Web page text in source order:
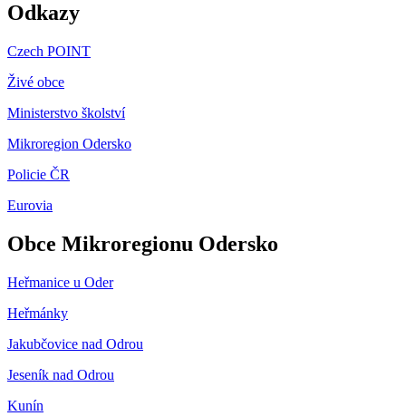
Odkazy
Czech POINT
Živé obce
Ministerstvo školství
Mikroregion Odersko
Policie ČR
Eurovia
Obce Mikroregionu Odersko
Heřmanice u Oder
Heřmánky
Jakubčovice nad Odrou
Jeseník nad Odrou
Kunín